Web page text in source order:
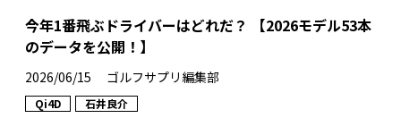
今年1番飛ぶドライバーはどれだ？ 【2026モデル53本
のデータを公開！】
2026/06/15 ゴルフサプリ編集部
Qi4D 石井良介